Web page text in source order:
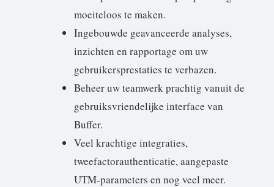
moeiteloos te maken.
Ingebouwde geavanceerde analyses,
inzichten en rapportage om uw
gebruikersprestaties te verbazen.
Beheer uw teamwerk prachtig vanuit de
gebruiksvriendelijke interface van
Buffer.
Veel krachtige integraties,
tweefactorauthenticatie, aangepaste
UTM-parameters en nog veel meer.